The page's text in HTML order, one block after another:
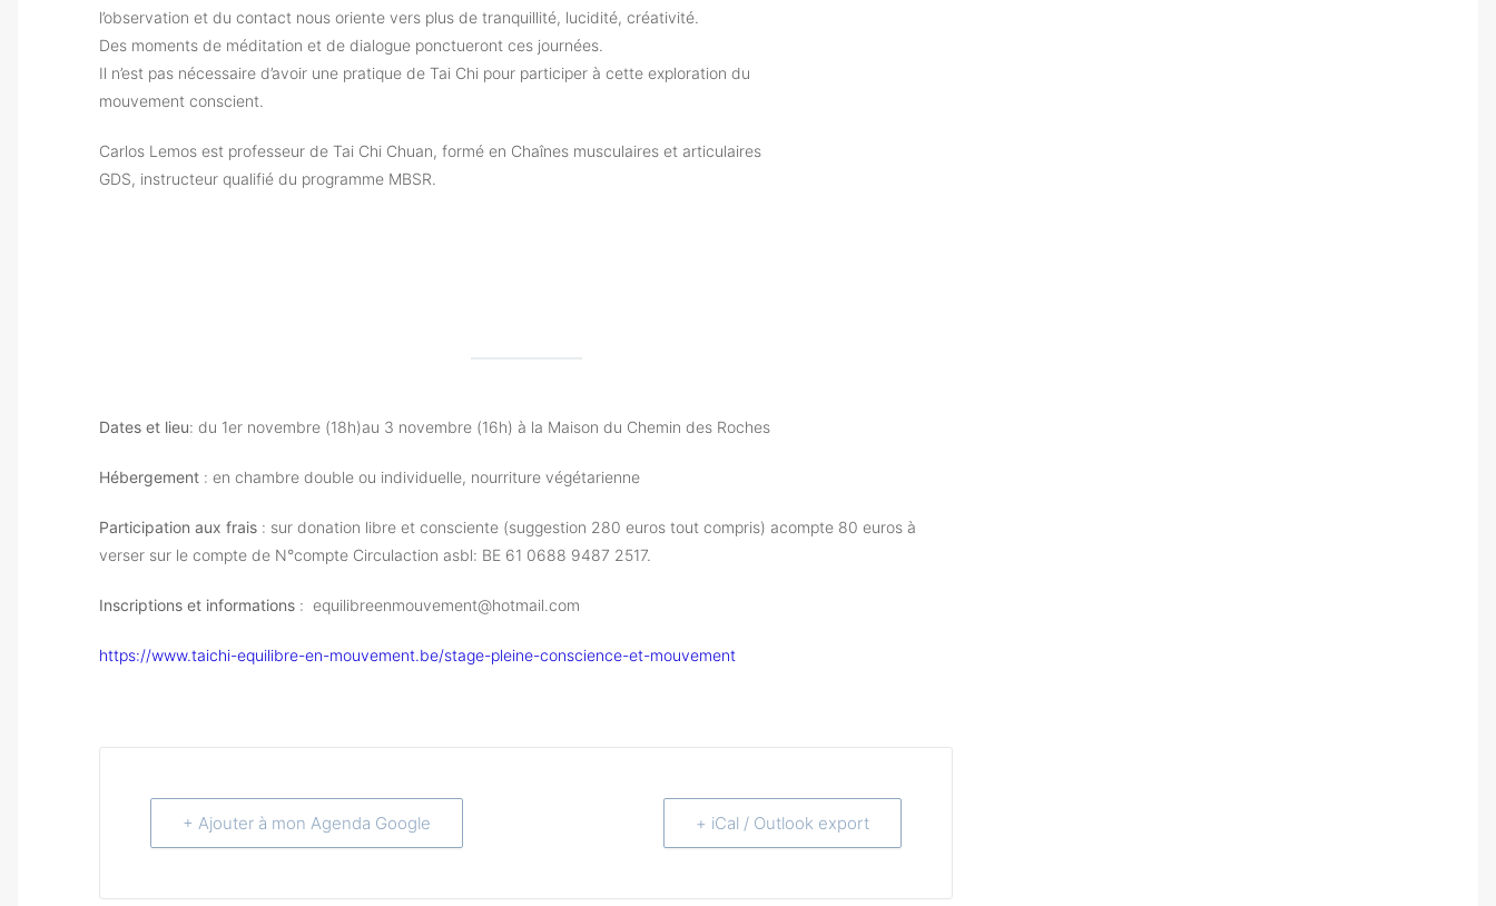
l’observation et du contact nous oriente vers plus de tranquillité, lucidité, créativité.
Des moments de méditation et de dialogue ponctueront ces journées.
Il n’est pas nécessaire d’avoir une pratique de Tai Chi pour participer à cette exploration du
mouvement conscient.
Carlos Lemos est professeur de Tai Chi Chuan, formé en Chaînes musculaires et articulaires
GDS, instructeur qualifié du programme MBSR.
Dates et lieu: du 1er novembre (18h)au 3 novembre (16h) à la Maison du Chemin des Roches
Hébergement : en chambre double ou individuelle, nourriture végétarienne
Participation aux frais : sur donation libre et consciente (suggestion 280 euros tout compris) acompte 80 euros à
verser sur le compte de N°compte Circulaction asbl: BE 61 0688 9487 2517.
Inscriptions et informations : equilibreenmouvement@hotmail.com
https://www.taichi-equilibre-en-mouvement.be/stage-pleine-conscience-et-mouvement
+ Ajouter à mon Agenda Google + iCal / Outlook export